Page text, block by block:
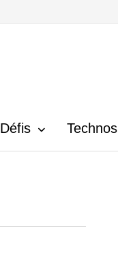
Défis Technos